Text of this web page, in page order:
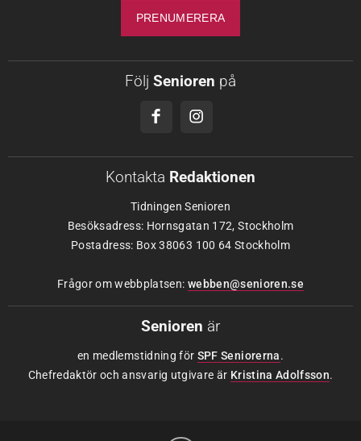
Följ Senioren på
Kontakta Redaktionen
Tidningen Senioren
Besöksadress: Hornsgatan 172, Stockholm
Postadress: Box 38063 100 64 Stockholm
Frågor om webbplatsen: webben@senioren.se
Senioren är
en medlemstidning för SPF Seniorerna.
Chefredaktör och ansvarig utgivare är Kristina Adolfsson.